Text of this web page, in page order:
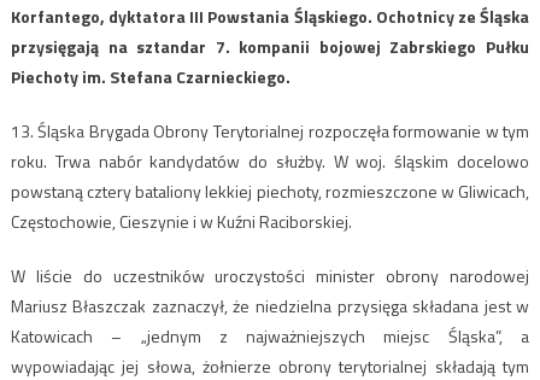
Korfantego, dyktatora III Powstania Śląskiego. Ochotnicy ze Śląska
przysięgają na sztandar 7. kompanii bojowej Zabrskiego Pułku
Piechoty im. Stefana Czarnieckiego.
13. Śląska Brygada Obrony Terytorialnej rozpoczęła formowanie w tym
roku. Trwa nabór kandydatów do służby. W woj. śląskim docelowo
powstaną cztery bataliony lekkiej piechoty, rozmieszczone w Gliwicach,
Częstochowie, Cieszynie i w Kuźni Raciborskiej.
W liście do uczestników uroczystości minister obrony narodowej
Mariusz Błaszczak zaznaczył, że niedzielna przysięga składana jest w
Katowicach – „jednym z najważniejszych miejsc Śląska”, a
wypowiadając jej słowa, żołnierze obrony terytorialnej składają tym